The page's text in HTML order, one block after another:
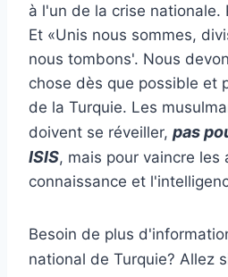
à l'un de la crise nationale.
Et «Unis nous sommes,
nous tombons'. Nous
chose dès que possible et
de la Turquie. Les
doivent se réveiller, pas
ISIS, mais pour vaincre les
connaissance et
Besoin de plus
national de Turquie? Allez